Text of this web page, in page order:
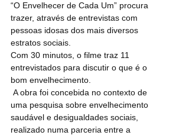
“O Envelhecer de Cada Um” procura
trazer, através de entrevistas com
pessoas idosas dos mais diversos
estratos sociais.
Com 30 minutos, o filme traz 11
entrevistados para discutir o que é o
bom envelhecimento.
uma pesquisa sobre envelhecimento
saudável e desigualdades sociais,
realizado numa parceria entre a